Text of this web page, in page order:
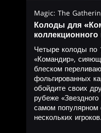
Magic: The
Колоды для
коллекционного
Четыре колоды по
«Командир»,
блеском
фольгированных
обойдите своих
рубеже
самом
нескольких игроков.